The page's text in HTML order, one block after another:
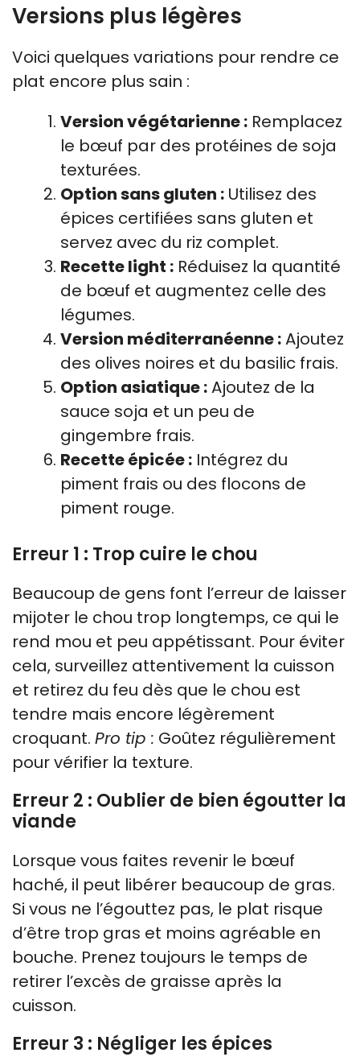
Versions plus légères
Voici quelques variations pour rendre ce
plat encore plus sain :
Version végétarienne : Remplacez
le bœuf par des protéines de soja
texturées.
Option sans gluten : Utilisez des
épices certifiées sans gluten et
servez avec du riz complet.
Recette light : Réduisez la quantité
de bœuf et augmentez celle des
légumes.
Version méditerranéenne :Ajoutez
des olives noires et du basilic frais.
Option asiatique :Ajoutez de la
sauce soja et un peu de
gingembre frais.
Recette épicée : Intégrez du
piment frais ou des flocons de
piment rouge.
Erreur 1 : Trop cuire le chou
Beaucoup de gens font l’erreur de laisser
mijoter le chou trop longtemps, ce qui le
rend mou et peu appétissant. Pour éviter
cela, surveillez attentivement la cuisson
et retirez du feu dès que le chou est
tendre mais encore légèrement
croquant. Pro tip : Goûtez régulièrement
pour vérifier la texture.
Erreur 2 : Oublier de bien égoutter la
viande
Lorsque vous faites revenir le bœuf
haché, il peut libérer beaucoup de gras.
Si vous ne l’égouttez pas, le plat risque
d’être trop gras et moins agréable en
bouche. Prenez toujours le temps de
retirer l’excès de graisse après la
cuisson.
Erreur 3 : Négliger les épices